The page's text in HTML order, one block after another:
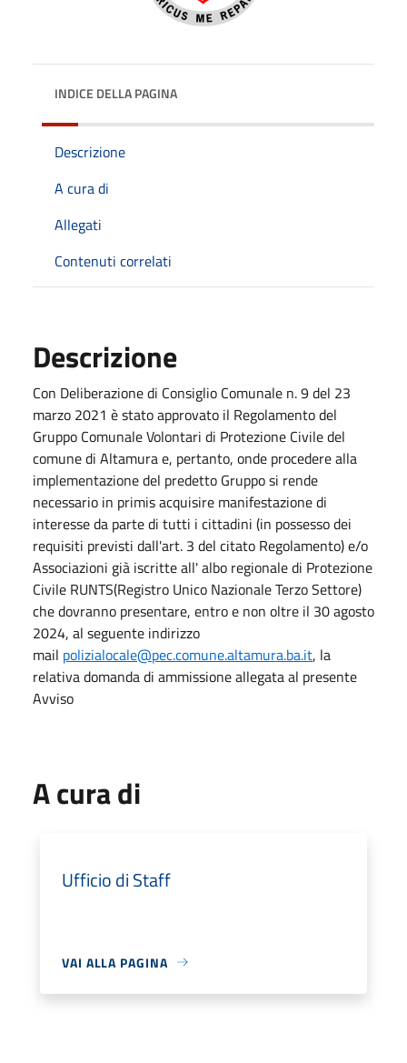
INDICE DELLA PAGINA
Descrizione
A cura di
Allegati
Contenuti correlati
Descrizione
Con Deliberazione di Consiglio Comunale n. 9 del 23
marzo 2021 è stato approvato il Regolamento del
Gruppo Comunale Volontari di Protezione Civile del
comune di Altamura e, pertanto, onde procedere alla
implementazione del predetto Gruppo si rende
necessario in primis acquisire manifestazione di
interesse da parte di tutti i cittadini (in possesso dei
requisiti previsti dall'art. 3 del citato Regolamento) e/o
Associazioni già iscritte all' albo regionale di Protezione
Civile RUNTS(Registro Unico Nazionale Terzo Settore)
che dovranno presentare, entro e non oltre il 30 agosto
2024, al seguente indirizzo
mail polizialocale@pec.comune.altamura.ba.it, la
relativa domanda di ammissione allegata al presente
Avviso
A cura di
Ufficio di Staff
VAI ALLA PAGINA